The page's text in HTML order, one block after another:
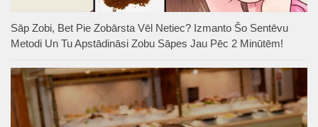
Sāp Zobi, Bet Pie Zobārsta Vēl Netiec? Izmanto Šo Sentēvu
Metodi Un Tu Apstādināsi Zobu Sāpes Jau Pēc 2 Minūtēm!